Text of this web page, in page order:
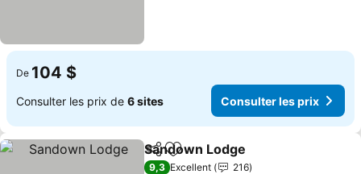
De 104 $
Consulter les prix de 6 sites Consulter les prix
PartagerAjouter à mes favoris
Sandown Lodge
9,3 Excellent
216